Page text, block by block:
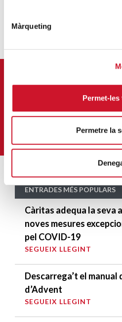
Màrqueting
Permet-les
Permetre la
E *
ENTRADES MÉS POPULARS
Càritas adequa la seva
noves mesures
pel COVID-19
SEGUEIX LLEGINT
Descarrega’t el manual
d’Advent
SEGUEIX LLEGINT